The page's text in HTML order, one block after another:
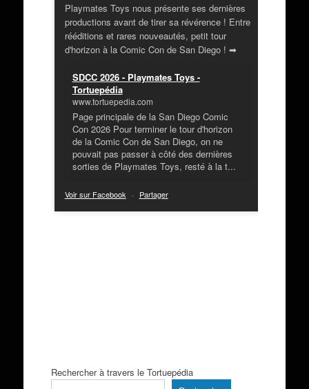
Playmates Toys nous présente ses dernières
productions avant de tirer sa révérence ! Entre
rééditions et rares nouveautés, petit tour
d'horizon à la Comic Con de San Diego ! ➡
SDCC 2026 - Playmates Toys -
Tortuepédia
www.tortuepedia.com
Page principale de la San Diego Comic
Con 2026 Pour terminer le tour d'horizon
de la Comic Con de San Diego, on ne
pouvait pas passer à côté des dernières
sorties de Playmates Toys, resté à la t...
Voir sur Facebook · Partager
Rechercher à travers le Tortuepédia